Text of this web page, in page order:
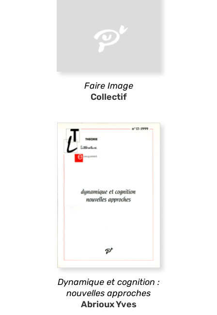
Faire Image
Collectif
Dynamique et cognition :
nouvelles approches
Abrioux Yves